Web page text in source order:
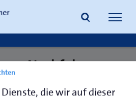
Nachfolge
die wir auf dieser